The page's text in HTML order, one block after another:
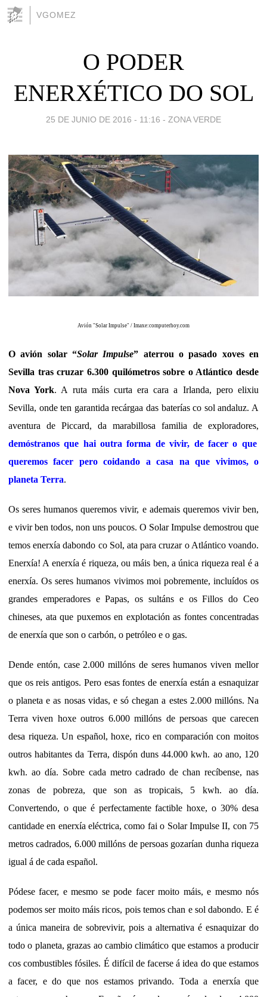
VGOMEZ
O PODER
ENERXÉTICO DO SOL
25 DE JUNIO DE 2016 - 11:16 - ZONA VERDE
Avión "Solar Impulse" / Imaxe:computerhoy.com
O avión solar “Solar Impulse” aterrou o pasado xoves en
Sevilla tras cruzar 6.300 quilómetros sobre o Atlántico desde
Nova York. A ruta máis curta era cara a Irlanda, pero elixiu
Sevilla, onde ten garantida recárgaa das baterías co sol andaluz. A
aventura de Piccard, da marabillosa familia de exploradores,
demóstranos que hai outra forma de vivir, de facer o que
queremos facer pero coidando a casa na que vivimos, o
planeta Terra.
Os seres humanos queremos vivir, e ademais queremos vivir ben,
e vivir ben todos, non uns poucos. O Solar Impulse demostrou que
temos enerxía dabondo co Sol, ata para cruzar o Atlántico voando.
Enerxía! A enerxía é riqueza, ou máis ben, a única riqueza real é a
enerxía. Os seres humanos vivimos moi pobremente, incluídos os
grandes emperadores e Papas, os sultáns e os Fillos do Ceo
chineses, ata que puxemos en explotación as fontes concentradas
de enerxía que son o carbón, o petróleo e o gas.
Dende entón, case 2.000 millóns de seres humanos viven mellor
que os reis antigos. Pero esas fontes de enerxía están a esnaquizar
o planeta e as nosas vidas, e só chegan a estes 2.000 millóns. Na
Terra viven hoxe outros 6.000 millóns de persoas que carecen
desa riqueza. Un español, hoxe, rico en comparación con moitos
outros habitantes da Terra, dispón duns 44.000 kwh. ao ano, 120
kwh. ao día. Sobre cada metro cadrado de chan recíbense, nas
zonas de pobreza, que son as tropicais, 5 kwh. ao día.
Convertendo, o que é perfectamente factible hoxe, o 30% desa
cantidade en enerxía eléctrica, como fai o Solar Impulse II, con 75
metros cadrados, 6.000 millóns de persoas gozarían dunha riqueza
igual á de cada español.
Pódese facer, e mesmo se pode facer moito máis, e mesmo nós
podemos ser moito máis ricos, pois temos chan e sol dabondo. E é
a única maneira de sobrevivir, pois a alternativa é esnaquizar do
todo o planeta, grazas ao cambio climático que estamos a producir
cos combustibles fósiles. É difícil de facerse á idea do que estamos
a facer, e do que nos estamos privando. Toda a enerxía que